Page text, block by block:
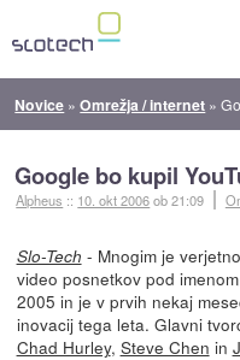
Novice »Omrežja / internet »
Google bo kupil
Alpheus :: 10. okt 2006ob 21:09
Slo-Tech - Mnogim je
video posnetkov pod imenom
2005 in je v prvih nekaj
inovacij tega leta. Glavni
Chad Hurley, Steve Chen in